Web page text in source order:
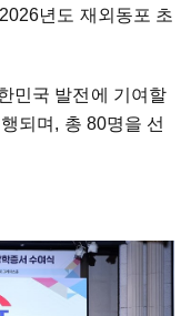
년도 재외동포 초
민국 발전에 기여할
되며, 총 80명을 선